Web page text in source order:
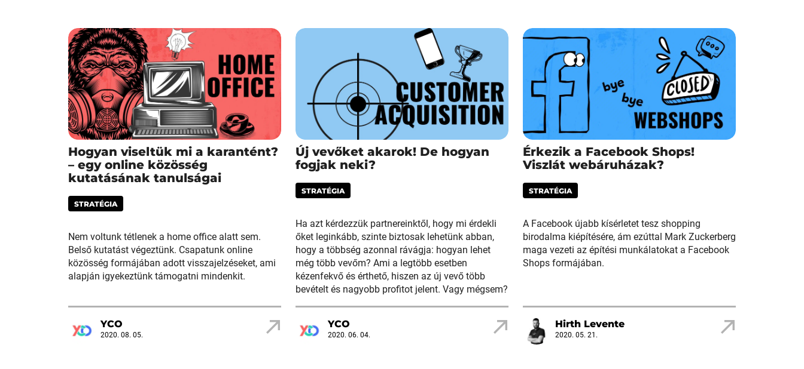
Hogyan viseltük mi a karantént?
– egy online közösség
kutatásának tanulságai
STRATÉGIA
Nem voltunk tétlenek a home office alatt sem.
Belső kutatást végeztünk. Csapatunk online
közösség formájában adott visszajelzéseket, ami
alapján igyekeztünk támogatni mindenkit.
YCO
2020. 08. 05.
Új vevőket akarok! De hogyan
fogjak neki?
STRATÉGIA
Ha azt kérdezzük partnereinktől, hogy mi érdekli
őket leginkább, szinte biztosak lehetünk abban,
hogy a többség azonnal rávágja: hogyan lehet
még több vevőm? Ami a legtöbb esetben
kézenfekvő és érthető, hiszen az új vevő több
bevételt és nagyobb profitot jelent. Vagy mégsem?
YCO
2020. 06. 04.
Érkezik a Facebook Shops!
Viszlát webáruházak?
STRATÉGIA
A Facebook újabb kísérletet tesz shopping
birodalma kiépítésére, ám ezúttal Mark Zuckerberg
maga vezeti az építési munkálatokat a Facebook
Shops formájában.
Hirth Levente
2020. 05. 21.